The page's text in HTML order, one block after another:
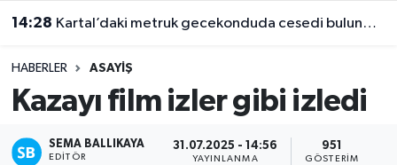
14:28 Kartal’daki metruk gecekonduda cesedi bulunmuştu, iş arkadaşı altınları için boğarak öldürmüş
HABERLER ASAYIŞ
Kazayı film izler gibi izledi
SEMA BALLIKAYA
EDITÖR
31.07.2025 - 14:56
YAYINLANMA
951
GÖSTERIM